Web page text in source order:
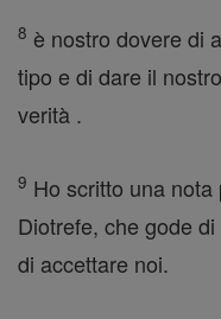
8 è nostro dovere di
tipo e di dare il
verità .
9 Ho scritto una
Diotrefe, che gode
di accettare noi.